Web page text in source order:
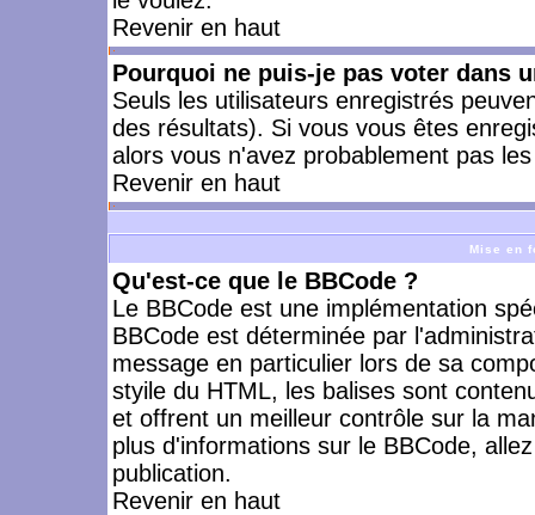
Revenir en haut
Pourquoi ne puis-je pas voter dans
Seuls les utilisateurs enregistrés
des résultats). Si vous vous êtes
alors vous n'avez probablement pas
Revenir en haut
Mise en
Qu'est-ce que le BBCode ?
Le BBCode est une implémentation
BBCode est déterminée par
message en particulier lors de sa
styile du HTML, les balises sont
et offrent un meilleur contrôle sur la
plus d'informations sur le BBCode,
publication.
Revenir en haut